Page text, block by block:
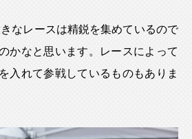
なレースは精鋭を集めているので
かなと思います。レースによって
入れて参戦しているものもありま